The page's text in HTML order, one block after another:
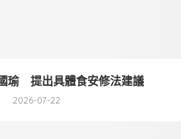
瑜 提出具體食安修法建議
2026-07-22